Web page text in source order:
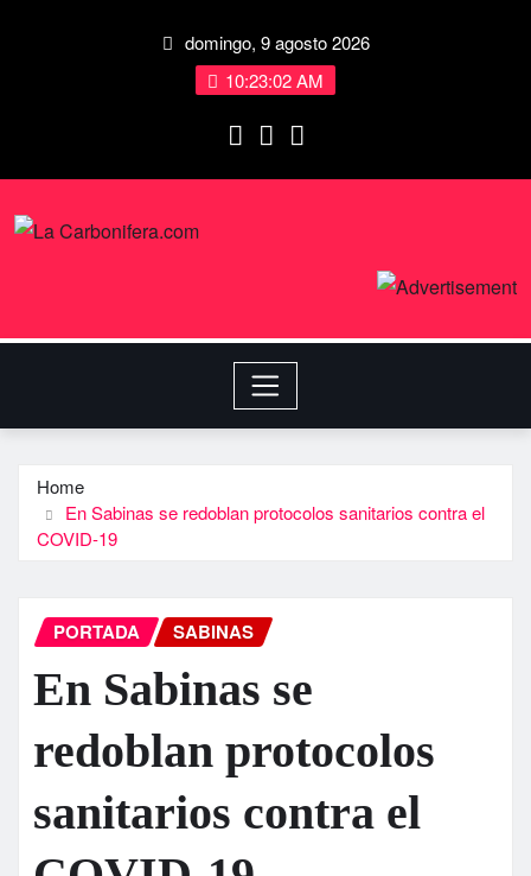
domingo, 9 agosto 2026
10:23:02 AM
Home
En Sabinas se redoblan protocolos sanitarios contra el
COVID-19
PORTADA SABINAS
En Sabinas se
redoblan protocolos
sanitarios contra el